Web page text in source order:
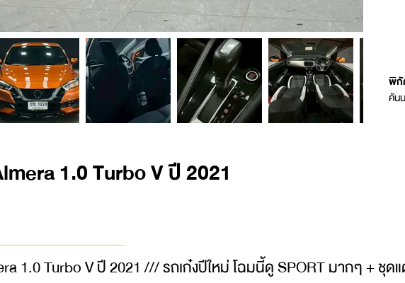
พิ
คัน
1.0 Turbo V ปี 2021
1.0 Turbo V ปี 2021 /// รถเก๋งปีใหม่ โฉมนี้ดู SPORT มากๆ + ชุ